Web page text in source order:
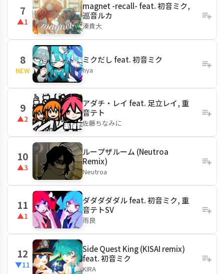
7
▲1
magnet -recall- feat. 初音ミク,
巡音ルカ
湊貴大
8
NEW
ミクだし feat. 初音ミク
hya
9
▲2
アダチ・レイ feat. 足立レイ, 重
音テト
佐藤ちなみに
10
▲3
ループザルーム (Neutroa
Remix)
Neutroa
11
▲1
ダダダダダル feat. 初音ミク, 重
音テトSV
雨良
12
▼11
Side Quest King (KISAI remix)
feat. 初音ミク
KIRA